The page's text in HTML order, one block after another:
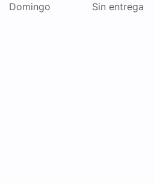
Domingo Sin entrega